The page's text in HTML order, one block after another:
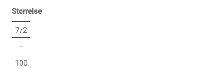
Størrelse
7/2
-
100